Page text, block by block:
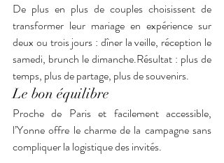
De plus en plus de couples choisissent de
transformer leur mariage en expérience sur
deux ou trois jours : dîner la veille, réception le
samedi, brunch le dimanche.Résultat : plus de
temps, plus de partage, plus de souvenirs.
Le bon équilibre
Proche de Paris et facilement accessible,
l’Yonne offre le charme de la campagne sans
compliquer la logistique des invités.